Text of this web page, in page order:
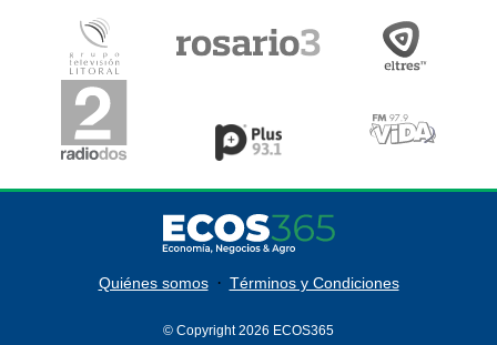
Quiénes somos · Términos y Condiciones
© Copyright 2026 ECOS365